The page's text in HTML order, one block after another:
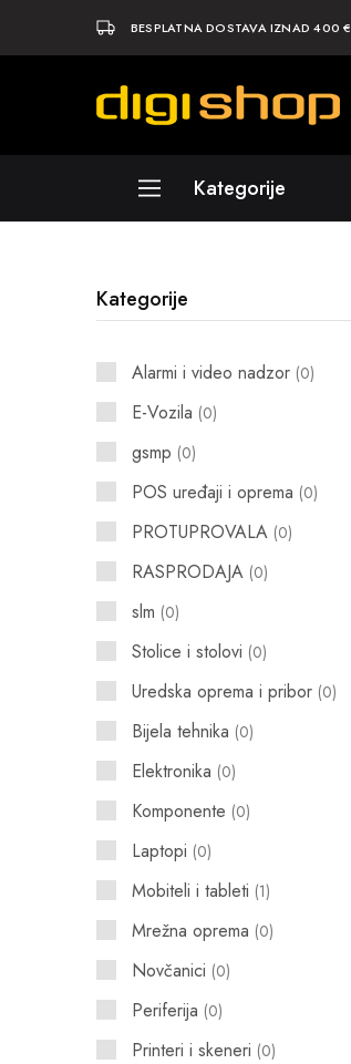
BESPLATNA DOSTAVA IZNAD 400 €
Digishop
Vaša
Kategorije
Računala
Periferija
Mobiteli i tableti
POS uređaji i operma
Mrežna oprema
Stolice i stolovi
Novčanici
Kategorije
Alarmi i video nadzor 0
E-Vozila 0
gsmp 0
POS uređaji i oprema 0
PROTUPROVALA 0
RASPRODAJA 0
slm 0
Stolice i stolovi 0
Uredska oprema i pribor 0
Bijela tehnika 0
Elektronika 0
Komponente 0
Laptopi 0
Mobiteli i tableti 1
Mrežna oprema 0
Novčanici 0
Periferija 0
Printeri i skeneri 0